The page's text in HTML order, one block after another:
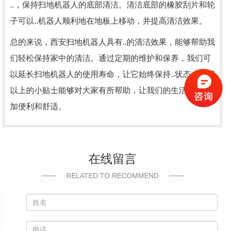
..，保持扫地机器人的底部清洁。清洁底部的橡胶刮片和轮
子可以..机器人顺利地在地板上移动，并提高清洁效果。
总的来说，西安扫地机器人具有..的清洁效果，能够帮助我
们轻松保持家中的清洁。通过定期的维护和保养，我们可
以延长扫地机器人的使用寿命，让它始终保持..状态。希望
以上的小贴士能够对大家有所帮助，让我们的生活变得更
加便利和舒适。
在线留言
RELATED TO RECOMMEND